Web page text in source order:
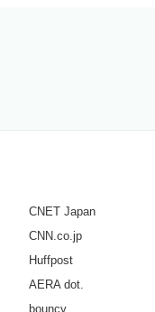
CNET Japan
CNN.co.jp
Huffpost
AERA dot.
bouncy